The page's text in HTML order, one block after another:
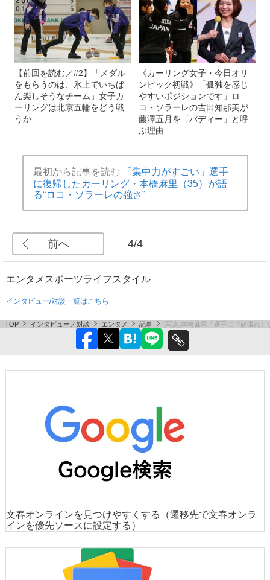
【前回を読む／#2】「メダル
をもらうのは、氷上でいちば
ん楽しそうなチーム」女子カ
ーリングは北京五輪をどう戦
うか
《カーリング女子・今日オリ
ンピック初戦》「孤独を感じ
やすいポジションです」ロ
コ・ソラーレの吉田知那美が
藤澤五月を「バディー」と呼
ぶ理由
最初から記事を読む
「集中力がすごい」選手
に復帰したカーリング・本橋麻里（35）が語
る“ロコ・ソラーレの強さ”
前へ 4/4
エンタメ スポーツライフスタイル
インタビュー/対談一覧はこちら
TOP インタビュー／対談 エンタメ 記事 [写真]本橋麻里「選手に『頑張れ』
文春オンラインを見つけやすくする
（遷移先で文春オンラ
インを優先ソースに設定する）